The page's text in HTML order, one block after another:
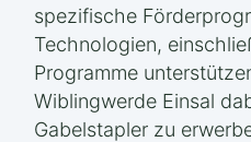
spezifische
Technologien,
Programme
Wiblingwerde Einsal
Gabelstapler zu